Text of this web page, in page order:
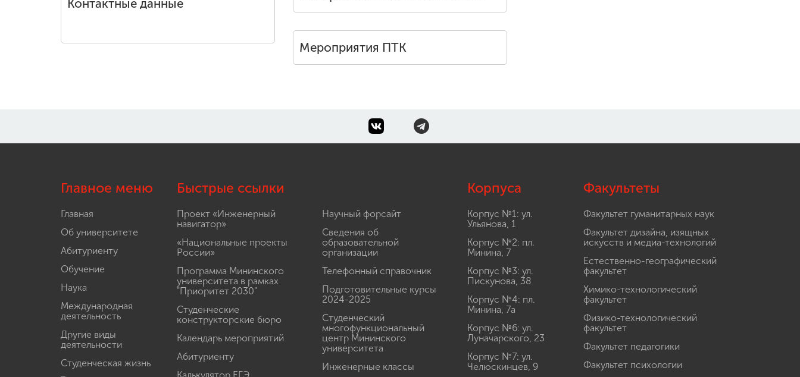
Контактные данные
Мероприятия ПТК
Главное меню
Главная
Об университете
Абитуриенту
Обучение
Наука
Международная
деятельность
Другие виды
деятельности
Студенческая жизнь
Быстрые ссылки
Проект «Инженерный
навигатор»
«Национальные проекты
России»
Программа Мининского
университета в рамках
"Приоритет 2030"
Студенческие
конструкторские бюро
Календарь мероприятий
Абитуриенту
Научный форсайт
Сведения об
образовательной
организации
Телефонный справочник
Подготовительные курсы
2024-2025
Студенческий
многофункциональный
центр Мининского
университета
Инженерные классы
Корпуса
Корпус №1: ул.
Ульянова, 1
Корпус №2: пл.
Минина, 7
Корпус №3: ул.
Пискунова, 38
Корпус №4: пл.
Минина, 7а
Корпус №6: ул.
Луначарского, 23
Корпус №7: ул.
Челюскинцев, 9
Факультеты
Факультет гуманитарных наук
Факультет дизайна, изящных
искусств и медиа-технологий
Естественно-географический
факультет
Химико-технологический
факультет
Физико-технологический
факультет
Факультет педагогики
Факультет психологии